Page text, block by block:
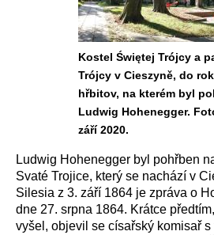
Kostel Świętej Trójcy a
Trójcy v Cieszyně, do
hřbitov, na kterém byl
Ludwig Hohenegger.
září 2020.
Ludwig Hohenegger byl pohřben
Svaté Trojice, který se nachází v
Silesia z 3. září 1864 je zpráva o
dne 27. srpna 1864. Krátce
vyšel, objevil se císařský komisař s